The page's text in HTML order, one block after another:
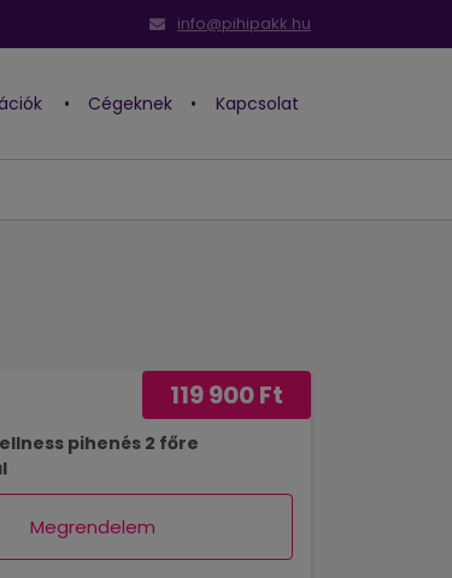
info@pihipakk.hu
• Cégeknek • Kapcsolat
119 900 Ft
pihenés 2 főre
Megrendelem